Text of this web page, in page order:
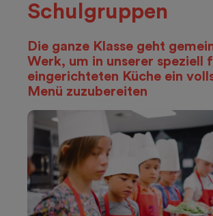
Schulgruppen
Die ganze Klasse geht
Werk, um in unserer speziell
eingerichteten Küche ein
Menü zuzubereiten